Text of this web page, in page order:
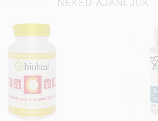
NEKED AJÁNLJUK